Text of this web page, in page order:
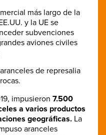
más largo de la
y la UE se
subvenciones
aviones civiles
de represalia
impusieron 7.500
a varios productos
geográficas. La
aranceles